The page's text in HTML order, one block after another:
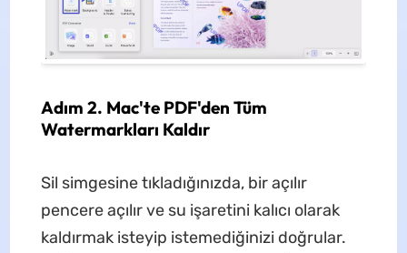
Adım 2. Mac'te PDF'den Tüm
Watermarkları Kaldır
Sil simgesine tıkladığınızda, bir açılır
pencere açılır ve su işaretini kalıcı olarak
kaldırmak isteyip istemediğinizi doğrular.